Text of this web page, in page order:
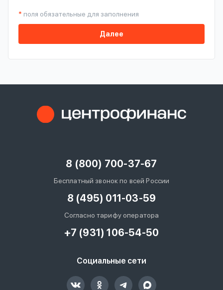
* поля обязательные для заполнения
Далее
8 (800) 700-37-67
Бесплатный звонок по всей России
8 (495) 011-03-59
Согласно тарифу оператора
+7 (931) 106-54-50
Социальные сети